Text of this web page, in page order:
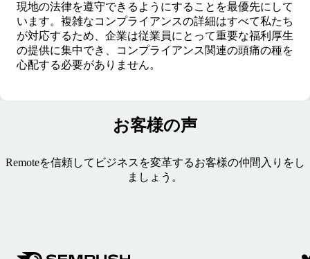
現地の法律を遵守できるようにすることを最優先にして
います。複雑なコンプライアンスの詳細はすべて私たち
が対応するため、企業は従業員にとって重要な福利厚生
の提供に集中でき、コンプライアンス関連の頭痛の種を
心配する必要がありません。
お客様の声
Remoteを信頼してビジネスを変革するお客様の仲間入りをし
ましょう。